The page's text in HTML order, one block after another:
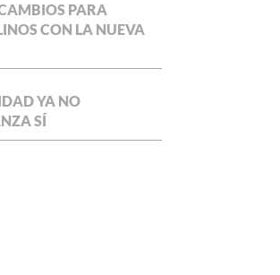
PARA
CON LA NUEVA
YA NO
SÍ